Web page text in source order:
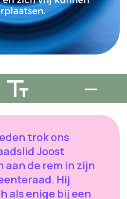
trok ons
Joost
aan de rem in zijn
Hij
als enige bij een